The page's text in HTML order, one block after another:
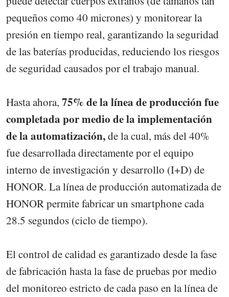
pequeños como 40 micrones) y monitorear la
presión en tiempo real, garantizando la seguridad
de las baterías producidas, reduciendo los riesgos
de seguridad causados por el trabajo manual.
Hasta ahora, 75% de la línea de producción fue
completada por medio de la implementación
de la automatización,de la cual, más del 40%
fue desarrollada directamente por el equipo
interno de investigación y desarrollo (I+D) de
HONOR. La línea de producción automatizada de
HONOR permite fabricar un smartphone cada
28.5 segundos (ciclo de tiempo).
El control de calidad es garantizado desde la fase
de fabricación hasta la fase de pruebas por medio
del monitoreo estricto de cada paso en la línea de